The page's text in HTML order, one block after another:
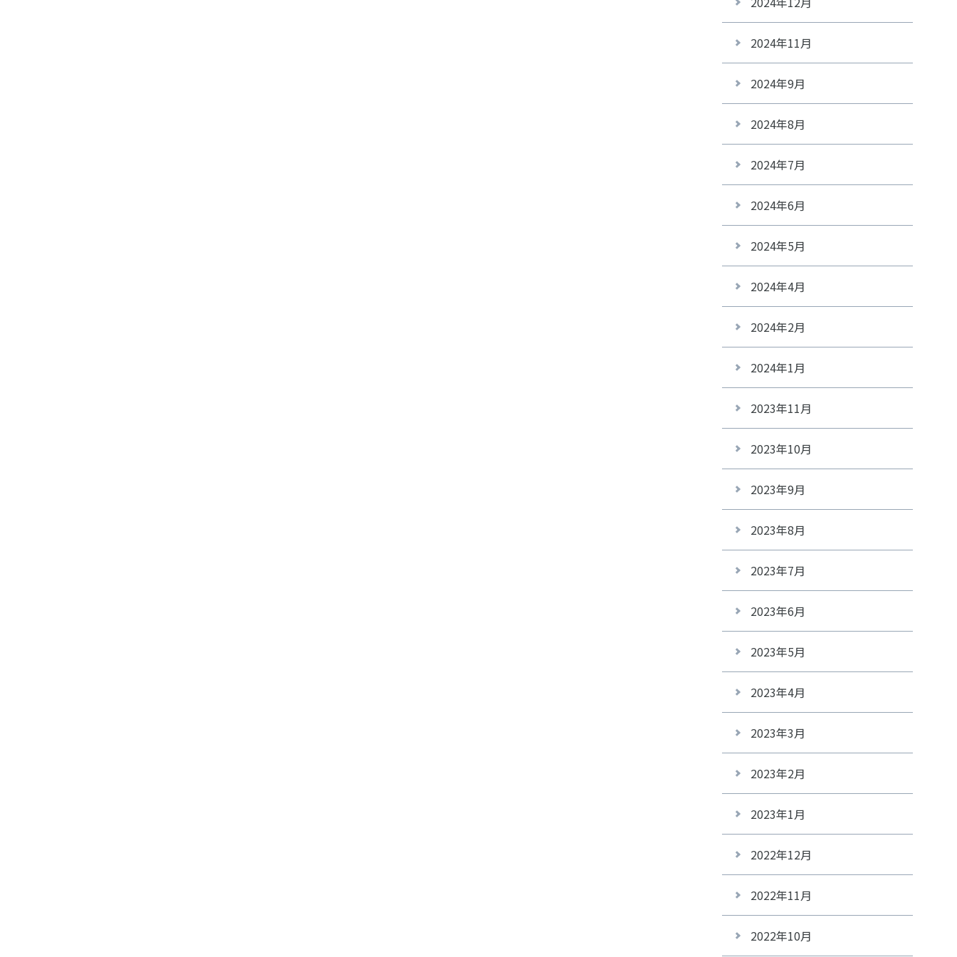
2024年11月
2024年9月
2024年8月
2024年7月
2024年6月
2024年5月
2024年4月
2024年2月
2024年1月
2023年11月
2023年10月
2023年9月
2023年8月
2023年7月
2023年6月
2023年5月
2023年4月
2023年3月
2023年2月
2023年1月
2022年12月
2022年11月
2022年10月